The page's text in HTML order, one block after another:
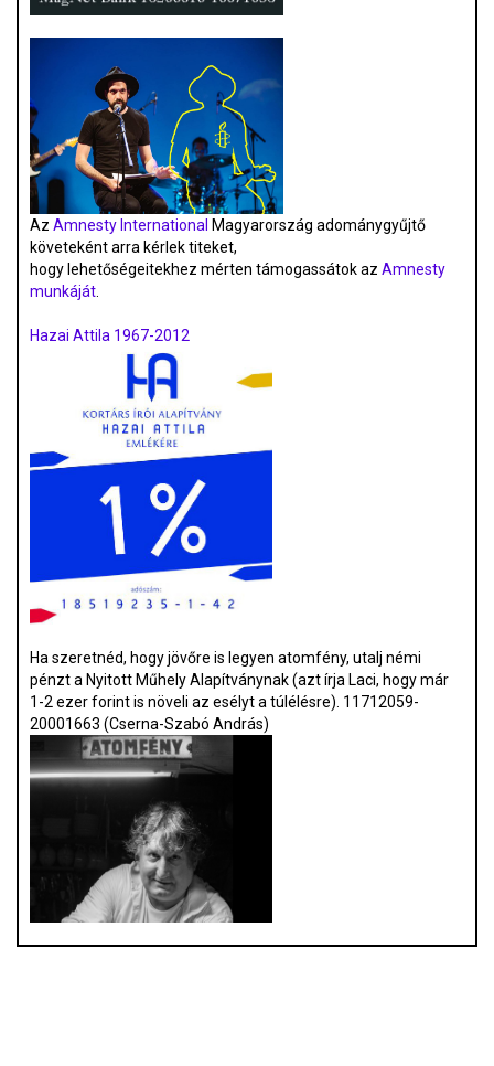
Az Amnesty International Magyarország adománygyűjtő
követeként arra kérlek titeket,
hogy lehetőségeitekhez mérten támogassátok az Amnesty
munkáját.
Hazai Attila 1967-2012
Ha szeretnéd, hogy jövőre is legyen atomfény, utalj némi
pénzt a Nyitott Műhely Alapítványnak (azt írja Laci, hogy már
1-2 ezer forint is növeli az esélyt a túlélésre). 11712059-
20001663 (Cserna-Szabó András)